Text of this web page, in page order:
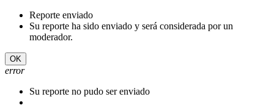
Reporte enviado
Su reporte ha sido enviado y será considerada por un
moderador.
OK
error
Su reporte no pudo ser enviado